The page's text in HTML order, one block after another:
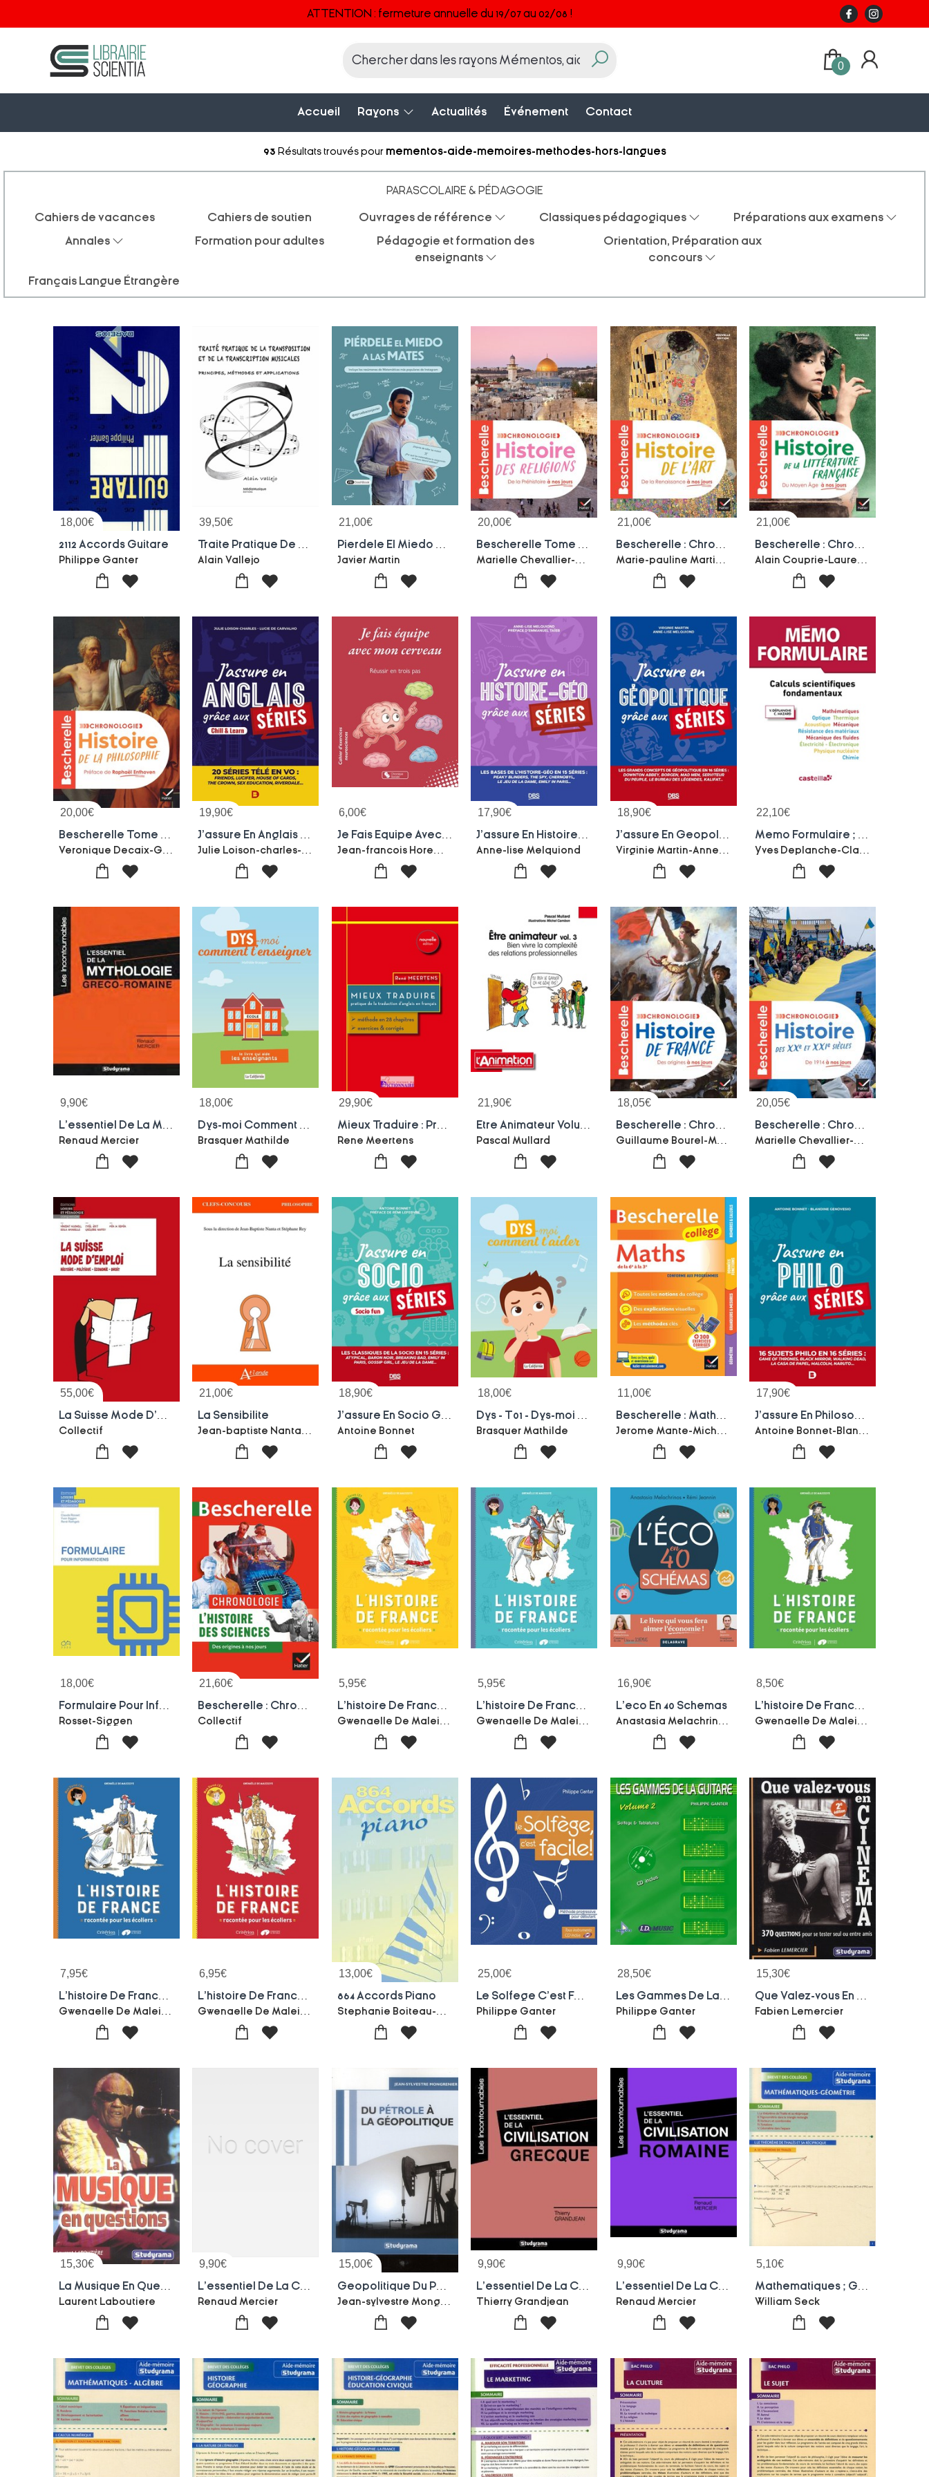
ATTENTION : fermeture annuelle du 19/07 au 02/08 !
0
Accueil Rayons Actualités Événement Contact
93 Résultats trouvés pour mementos-aide-memoires-methodes-hors-langues
PARASCOLAIRE & PÉDAGOGIE
Cahiers de vacances Cahiers de soutien Ouvrages de référence Classiques pédagogiques
Préparations aux examens
Annales
Formation pour adultes
Pédagogie et formation des
enseignants
Orientation, Préparation aux
concours
Français Langue Étrangère
18,00€
2112 Accords Guitare
Philippe Ganter
39,50€
Alain Vallejo
21,00€
Javier Martin
20,00€ 21,00€ 21,00€
20,00€ 19,90€ 6,00€
Je Fais Equipe Avec Mon Cerveau : Reussir En Trois Pas
17,90€
Anne-lise Melquiond
18,90€ 22,10€
9,90€
Renaud Mercier
18,00€
Brasquer Mathilde
29,90€
Rene Meertens
21,90€
Pascal Mullard
18,05€
Guillaume Bourel-Marielle Chevallier-Axelle Guillausseau-Guillaume Joubert
20,05€
55,00€
Collectif
21,00€
La Sensibilite
18,90€
Antoine Bonnet
18,00€
Brasquer Mathilde
11,00€ 17,90€
18,00€
Rosset-Siggen
21,60€
Collectif
5,95€
L'histoire De France Racontee Pour Les Ecoliers ; Mon Livret Ce1
5,95€ 16,90€
L'eco En 40 Schemas
8,50€
7,95€
L'histoire De France Racontee Pour Les Ecoliers ; Mon Livret Cm1
6,95€ 13,00€
864 Accords Piano
25,00€
Le Solfege C'est Facile !
Philippe Ganter
28,50€
Philippe Ganter
15,30€
Fabien Lemercier
15,30€
Laurent Laboutiere
9,90€
Renaud Mercier
15,00€
Geopolitique Du Petrole
9,90€
Thierry Grandjean
9,90€
L'essentiel De La Civilisation Romaine
Renaud Mercier
5,10€
William Seck